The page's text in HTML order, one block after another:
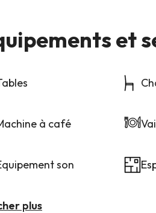
et
à café
son
plus